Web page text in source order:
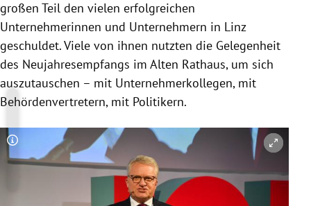
großen Teil den vielen erfolgreichen
Unternehmerinnen und Unternehmern in Linz
geschuldet. Viele von ihnen nutzten die Gelegenheit
des Neujahresempfangs im Alten Rathaus, um sich
auszutauschen – mit Unternehmerkollegen, mit
Behördenvertretern, mit Politikern.
Copyright-Hinweis öffnen/schließen